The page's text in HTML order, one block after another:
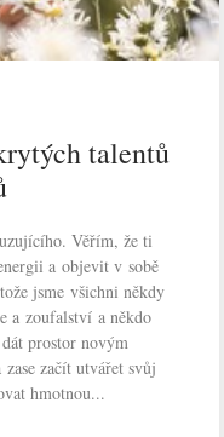
talentů
Věřím, že ti
a objevit v sobě
jsme všichni někdy
a zoufalství a někdo
prostor novým
začít utvářet svůj
hmotnou...